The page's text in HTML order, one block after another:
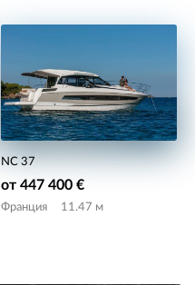
NC 37
от 447 400 €
Франция 11.47 м